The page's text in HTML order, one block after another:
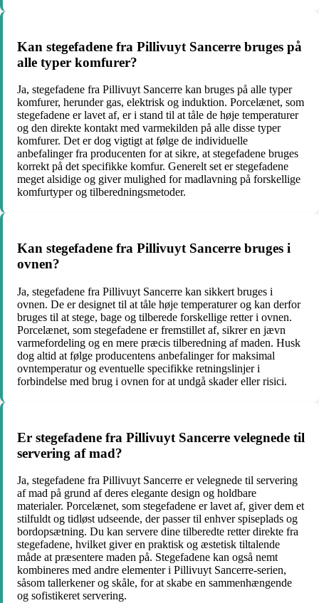
Kan stegefadene fra Pillivuyt Sancerre bruges på
alle typer komfurer?
Ja, stegefadene fra Pillivuyt Sancerre kan bruges på alle typer
komfurer, herunder gas, elektrisk og induktion. Porcelænet, som
stegefadene er lavet af, er i stand til at tåle de høje temperaturer
og den direkte kontakt med varmekilden på alle disse typer
komfurer. Det er dog vigtigt at følge de individuelle
anbefalinger fra producenten for at sikre, at stegefadene bruges
korrekt på det specifikke komfur. Generelt set er stegefadene
meget alsidige og giver mulighed for madlavning på forskellige
komfurtyper og tilberedningsmetoder.
Kan stegefadene fra Pillivuyt Sancerre bruges i
ovnen?
Ja, stegefadene fra Pillivuyt Sancerre kan sikkert bruges i
ovnen. De er designet til at tåle høje temperaturer og kan derfor
bruges til at stege, bage og tilberede forskellige retter i ovnen.
Porcelænet, som stegefadene er fremstillet af, sikrer en jævn
varmefordeling og en mere præcis tilberedning af maden. Husk
dog altid at følge producentens anbefalinger for maksimal
ovntemperatur og eventuelle specifikke retningslinjer i
forbindelse med brug i ovnen for at undgå skader eller risici.
Er stegefadene fra Pillivuyt Sancerre velegnede til
servering af mad?
Ja, stegefadene fra Pillivuyt Sancerre er velegnede til servering
af mad på grund af deres elegante design og holdbare
materialer. Porcelænet, som stegefadene er lavet af, giver dem et
stilfuldt og tidløst udseende, der passer til enhver spiseplads og
bordopsætning. Du kan servere dine tilberedte retter direkte fra
stegefadene, hvilket giver en praktisk og æstetisk tiltalende
måde at præsentere maden på. Stegefadene kan også nemt
kombineres med andre elementer i Pillivuyt Sancerre-serien,
såsom tallerkener og skåle, for at skabe en sammenhængende
og sofistikeret servering.